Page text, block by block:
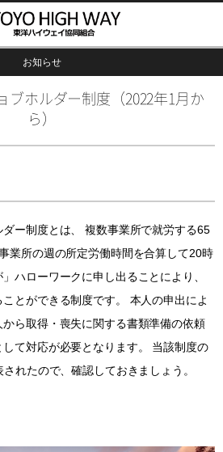
お知らせ
ブホルダー制度（2022年1月か
ら）
ー制度とは、 複数事業所で就労する65
業所の週の所定労働時間を合算して20時
ハローワークに申し出ることにより、
とができる制度です。 本人の申出によ
ら取得・喪失に関する書類準備の依頼
て対応が必要となります。 当該制度の
れたので、確認しておきましょう。